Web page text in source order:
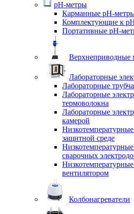
pH-метры
Карманные pH-
Комплектующие к
Портативные pH-
Верхнеприводные
Лабораторные
Лабораторные
Лабораторные
термоволокна
Лабораторные
камерой
защитной среде
cварочных
вентилятором
Колбонагреватели